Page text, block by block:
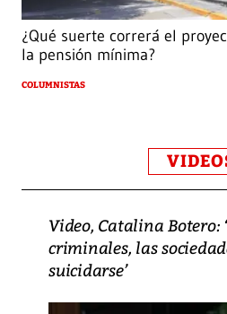
¿Qué suerte correrá el
la pensión mínima?
COLUMNISTAS
Video, Catalina Botero:
criminales, las
suicidarse’